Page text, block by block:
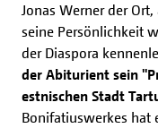
Jonas Werner der
seine Persönlichkeit
der Diaspora
der Abiturient sein
estnischen Stadt
Bonifatiuswerkes hat